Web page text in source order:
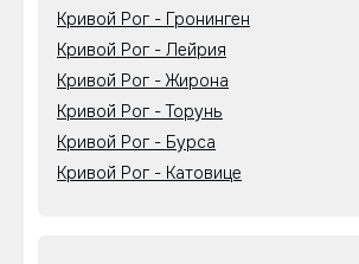
Кривой Рог - Гронинген
Кривой Рог - Лейрия
Кривой Рог - Жирона
Кривой Рог - Торунь
Кривой Рог - Бурса
Кривой Рог - Катовице